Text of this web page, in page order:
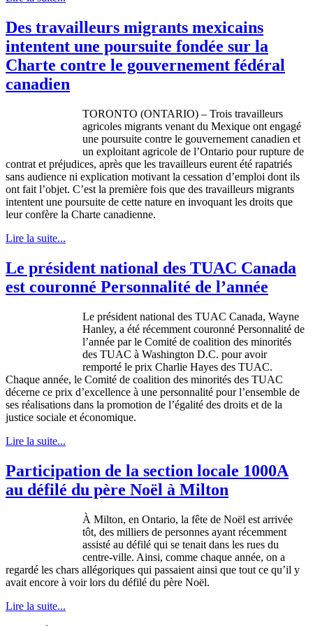
Des travailleurs migrants mexicains
intentent une poursuite fondée sur la
Charte contre le gouvernement fédéral
canadien
TORONTO (ONTARIO) – Trois travailleurs
agricoles migrants venant du Mexique ont engagé
une poursuite contre le gouvernement canadien et
un exploitant agricole de l’Ontario pour rupture de
contrat et préjudices, après que les travailleurs eurent été rapatriés
sans audience ni explication motivant la cessation d’emploi dont ils
ont fait l’objet. C’est la première fois que des travailleurs migrants
intentent une poursuite de cette nature en invoquant les droits que
leur confère la Charte canadienne.
Lire la suite...
Le président national des TUAC Canada
est couronné Personnalité de l’année
Le président national des TUAC Canada, Wayne
Hanley, a été récemment couronné Personnalité de
l’année par le Comité de coalition des minorités
des TUAC à Washington D.C. pour avoir
remporté le prix Charlie Hayes des TUAC.
Chaque année, le Comité de coalition des minorités des TUAC
décerne ce prix d’excellence à une personnalité pour l’ensemble de
ses réalisations dans la promotion de l’égalité des droits et de la
justice sociale et économique.
Lire la suite...
Participation de la section locale 1000A
au défilé du père Noël à Milton
À Milton, en Ontario, la fête de Noël est arrivée
tôt, des milliers de personnes ayant récemment
assisté au défilé qui se tenait dans les rues du
centre-ville. Ainsi, comme chaque année, on a
regardé les chars allégoriques qui passaient ainsi que tout ce qu’il y
avait encore à voir lors du défilé du père Noël.
Lire la suite...